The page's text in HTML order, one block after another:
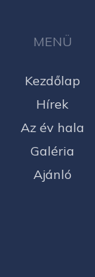
MENÜ
Kezdőlap
Hírek
Az év hala
Galéria
Ajánló